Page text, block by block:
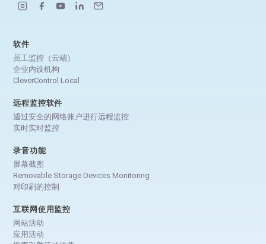
软件
员工监控（云端）
企业内设机构
CleverControl Local
远程监控软件
通过安全的网络账户进行远程监控
实时实时监控
录音功能
屏幕截图
Removable Storage Devices Monitoring
对印刷的控制
互联网使用监控
网站活动
应用活动